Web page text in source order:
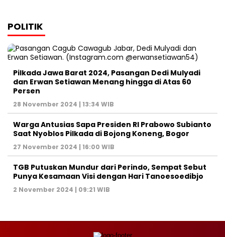
POLITIK
Pilkada Jawa Barat 2024, Pasangan Dedi Mulyadi
dan Erwan Setiawan Menang hingga di Atas 60
Persen
28 November 2024 | 13:34 WIB
Warga Antusias Sapa Presiden RI Prabowo Subianto
Saat Nyoblos Pilkada di Bojong Koneng, Bogor
27 November 2024 | 16:00 WIB
TGB Putuskan Mundur dari Perindo, Sempat Sebut
Punya Kesamaan Visi dengan Hari Tanoesoedibjo
2 November 2024 | 09:21 WIB